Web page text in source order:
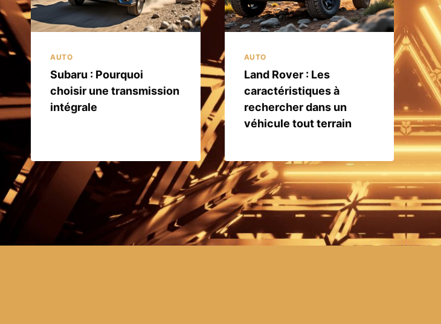
AUTO
Subaru : Pourquoi
choisir une transmission
intégrale
AUTO
Land Rover : Les
caractéristiques à
rechercher dans un
véhicule tout terrain